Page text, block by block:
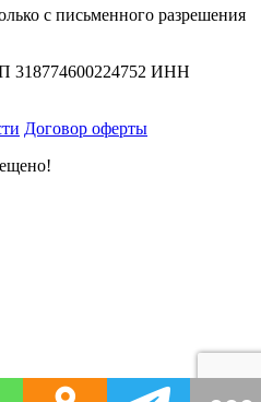
с письменного разрешения
ИНН
Договор оферты